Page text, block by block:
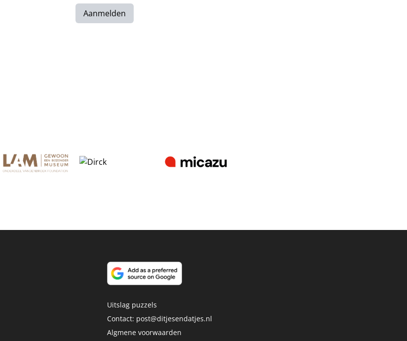
Aanmelden
Uitslag puzzels
Contact: post@ditjesendatjes.nl
Algmene voorwaarden